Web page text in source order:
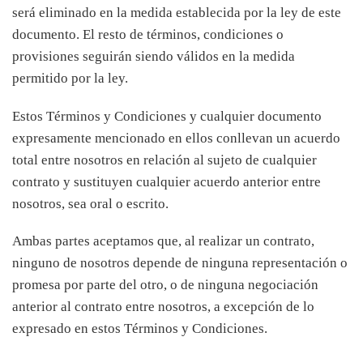
será eliminado en la medida establecida por la ley de este
documento. El resto de términos, condiciones o
provisiones seguirán siendo válidos en la medida
permitido por la ley.
Estos Términos y Condiciones y cualquier documento
expresamente mencionado en ellos conllevan un acuerdo
total entre nosotros en relación al sujeto de cualquier
contrato y sustituyen cualquier acuerdo anterior entre
nosotros, sea oral o escrito.
Ambas partes aceptamos que, al realizar un contrato,
ninguno de nosotros depende de ninguna representación o
promesa por parte del otro, o de ninguna negociación
anterior al contrato entre nosotros, a excepción de lo
expresado en estos Términos y Condiciones.